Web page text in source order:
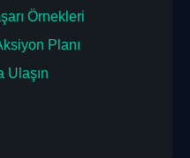
Örnekleri
Planı
Ulaşın